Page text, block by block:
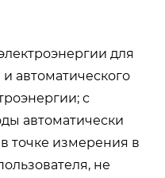
для
автоматического
с
автоматически
точке измерения в
не